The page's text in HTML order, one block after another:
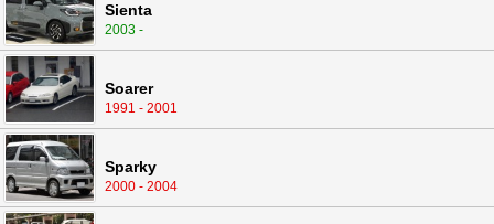
Sienta
2003 -
Soarer
1991 - 2001
Sparky
2000 - 2004